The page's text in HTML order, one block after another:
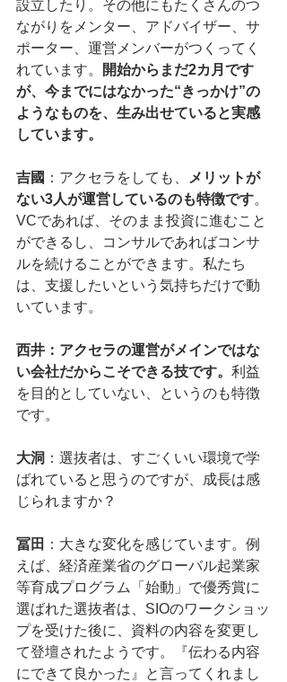
設立したり。その他にもたくさんのつ
ながりをメンター、アドバイザー、サ
ポーター、運営メンバーがつくってく
れています。
開始からまだ2カ月です
が、今までにはなかった“きっかけ”の
ようなものを、生み出せていると実感
しています。
吉國 ：アクセラをしても、
メリットが
ない3人が運営しているのも特徴です。
VCであれば、そのまま投資に進むこと
ができるし、コンサルであればコンサ
ルを続けることができます。私たち
は、支援したいという気持ちだけで動
いています。
西井：アクセラの運営がメインではな
い会社だからこそできる技です。 利益
を目的としていない、というのも特徴
です。
大洞 ：選抜者は、すごくいい環境で学
ばれていると思うのですが、成長は感
じられますか？
冨田 ：大きな変化を感じています。例
えば、経済産業省のグローバル起業家
等育成プログラム「始動」で優秀賞に
選ばれた選抜者は、SIOのワークショッ
プを受けた後に、資料の内容を変更し
て登壇されたようです。『伝わる内容
にできて良かった』と言ってくれまし